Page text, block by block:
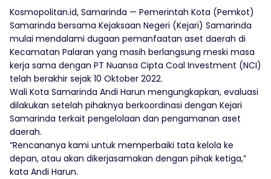
Kosmopolitan.id, Samarinda — Pemerintah Kota (Pemkot)
Samarinda bersama Kejaksaan Negeri (Kejari) Samarinda
mulai mendalami dugaan pemanfaatan aset daerah di
Kecamatan Palaran yang masih berlangsung meski masa
kerja sama dengan PT Nuansa Cipta Coal Investment (NCI)
telah berakhir sejak 10 Oktober 2022.
Wali Kota Samarinda Andi Harun mengungkapkan, evaluasi
dilakukan setelah pihaknya berkoordinasi dengan Kejari
Samarinda terkait pengelolaan dan pengamanan aset
daerah.
“Rencananya kami untuk memperbaiki tata kelola ke
depan, atau akan dikerjasamakan dengan pihak ketiga,”
kata Andi Harun.